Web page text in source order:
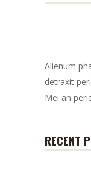
Alienum
detraxit
Mei an
RECENT